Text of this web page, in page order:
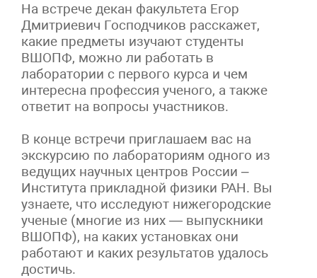
На встрече декан факультета Егор
Дмитриевич Господчиков расскажет,
какие предметы изучают студенты
ВШОПФ, можно ли работать в
лаборатории с первого курса и чем
интересна профессия ученого, а также
ответит на вопросы участников.
В конце встречи приглашаем вас на
экскурсию по лабораториям одного из
ведущих научных центров России –
Института прикладной физики РАН. Вы
узнаете, что исследуют нижегородские
ученые (многие из них — выпускники
ВШОПФ), на каких установках они
работают и каких результатов удалось
достичь.